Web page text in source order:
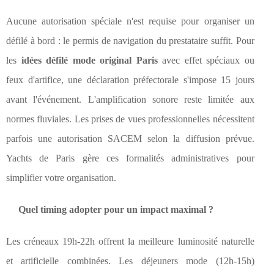
Aucune autorisation spéciale n'est requise pour organiser un
défilé à bord : le permis de navigation du prestataire suffit. Pour
les idées défilé mode original Parisavec effet spéciaux ou
feux d'artifice, une déclaration préfectorale s'impose 15 jours
avant l'événement. L'amplification sonore reste limitée aux
normes fluviales. Les prises de vues professionnelles nécessitent
parfois une autorisation SACEM selon la diffusion prévue.
Yachts de Paris gère ces formalités administratives pour
simplifier votre organisation.
Quel timing adopter pour un impact maximal ?
Les créneaux 19h-22h offrent la meilleure luminosité naturelle
et artificielle combinées. Les déjeuners mode (12h-15h)